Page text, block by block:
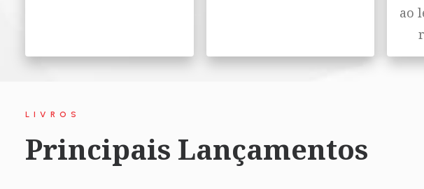
ao
LIVROS
Principais Lançamentos